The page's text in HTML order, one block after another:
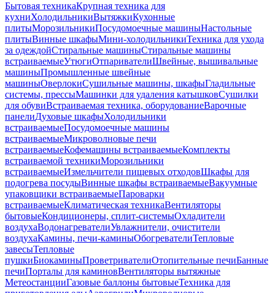
Бытовая техникаКрупная техника для
кухниХолодильникиВытяжкиКухонные
плитыМорозильникиПосудомоечные машиныНастольные
плитыВинные шкафыМини-холодильникиТехника для ухода
за одеждойСтиральные машиныСтиральные машины
встраиваемыеУтюгиОтпаривателиШвейные, вышивальные
машиныПромышленные швейные
машиныОверлокиСушильные машины, шкафыГладильные
системы, прессыМашинки для удаления катышковСушилки
для обувиВстраиваемая техника, оборудованиеВарочные
панелиДуховые шкафыХолодильники
встраиваемыеПосудомоечные машины
встраиваемыеМикроволновые печи
встраиваемыеКофемашины встраиваемыеКомплекты
встраиваемой техникиМорозильники
встраиваемыеИзмельчители пищевых отходовШкафы для
подогрева посудыВинные шкафы встраиваемыеВакуумные
упаковщики встраиваемыеПароварки
встраиваемыеКлиматическая техникаВентиляторы
бытовыеКондиционеры, сплит-системыОхладители
воздухаВодонагревателиУвлажнители, очистители
воздухаКамины, печи-каминыОбогревателиТепловые
завесыТепловые
пушкиБиокаминыПроветривателиОтопительные печиБанные
печиПорталы для каминовВентиляторы вытяжные
МетеостанцииГазовые баллоны бытовыеТехника для